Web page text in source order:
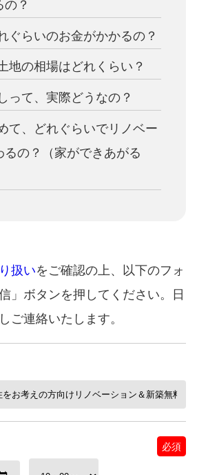
？
ぐらいのお金がかかるの？
地の相場はどれくらい？
って、実際どうなの？
て、どれぐらいでリノベー
るの？（家ができあがる
扱いをご確認の上、以下のフォ
」ボタンを押してください。日
ご連絡いたします。
必須